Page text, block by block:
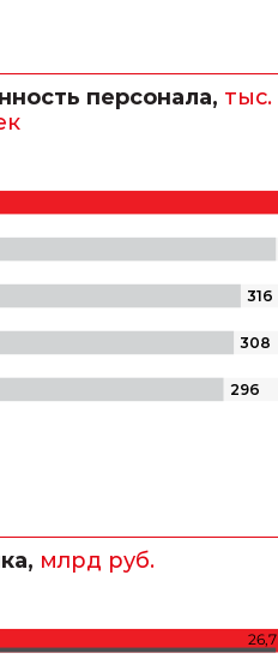
персонала, тыс.
296
308
316
млрд руб.
26,7